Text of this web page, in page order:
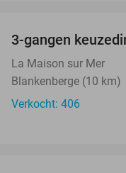
3-gangen
La Maison sur Mer
Blankenberge (10 km)
Verkocht: 406